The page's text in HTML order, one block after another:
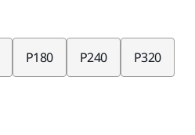
P180 P240 P320